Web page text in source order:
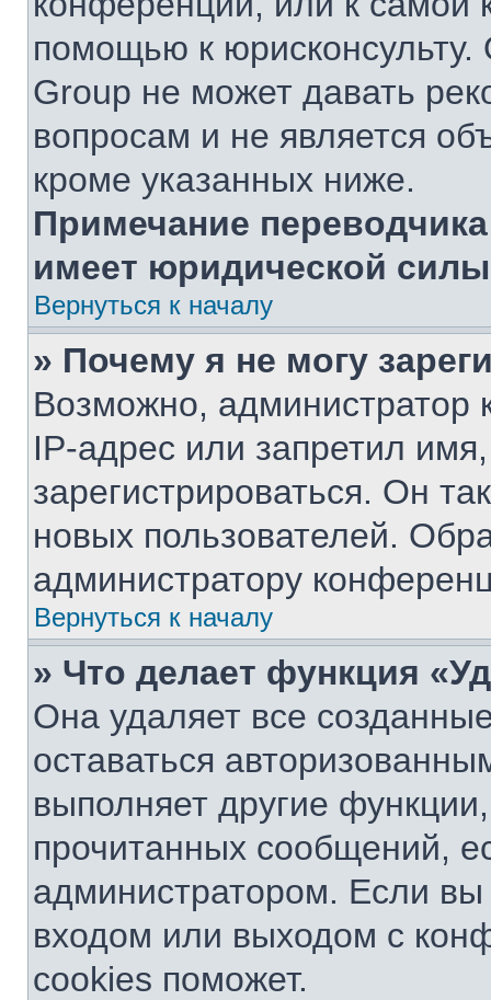
помощью к
Group не может давать
вопросам и не является
кроме указанных ниже.
Примечание
имеет юридической
Вернуться к началу
» Почему я не могу
Возможно, администратор
IP-адрес или запретил
зарегистрироваться. Он
новых пользователей.
администратору
Вернуться к началу
» Что делает функция
Она удаляет все
оставаться
выполняет другие
прочитанных сообщений,
администратором. Если
входом или выходом с
cookies поможет.